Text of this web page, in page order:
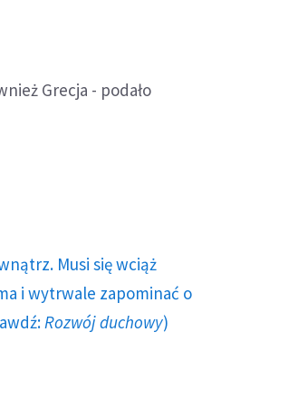
Grecja - podało
Musi się wciąż
i wytrwale zapominać o
Rozwój duchowy)